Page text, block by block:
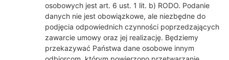
osobowych jest art. 6 ust. 1 lit. b) RODO. Podanie
danych nie jest obowiązkowe, ale niezbędne do
podjęcia odpowiednich czynności poprzedzających
zawarcie umowy oraz jej realizację. Będziemy
przekazywać Państwa dane osobowe innym